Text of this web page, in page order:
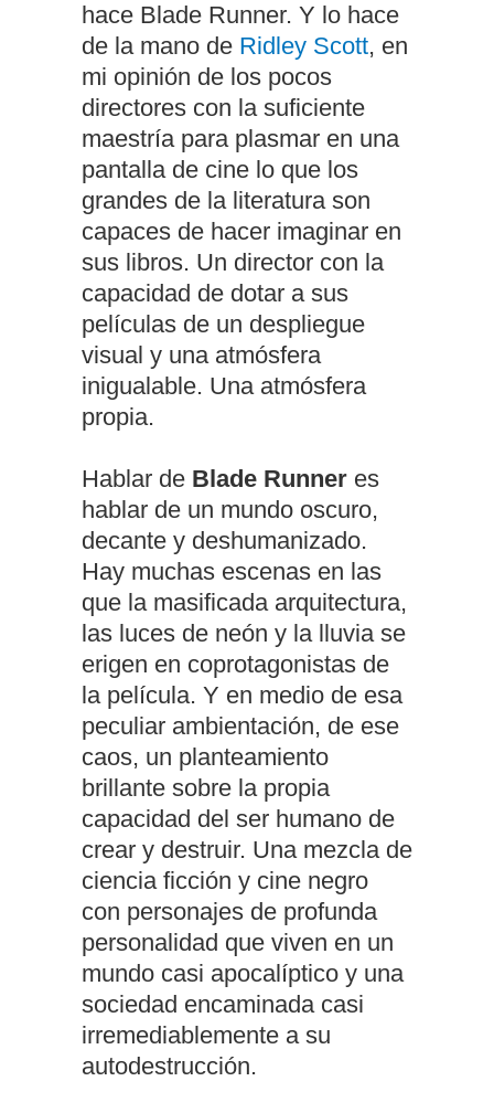
hace Blade Runner. Y lo hace
de la mano de Ridley Scott, en
mi opinión de los pocos
directores con la suficiente
maestría para plasmar en una
pantalla de cine lo que los
grandes de la literatura son
capaces de hacer imaginar en
sus libros. Un director con la
capacidad de dotar a sus
películas de un despliegue
visual y una atmósfera
inigualable. Una atmósfera
propia.
Hablar de Blade Runner es
hablar de un mundo oscuro,
decante y deshumanizado.
Hay muchas escenas en las
que la masificada arquitectura,
las luces de neón y la lluvia se
erigen en coprotagonistas de
la película. Y en medio de esa
peculiar ambientación, de ese
caos, un planteamiento
brillante sobre la propia
capacidad del ser humano de
crear y destruir. Una mezcla de
ciencia ficción y cine negro
con personajes de profunda
personalidad que viven en un
mundo casi apocalíptico y una
sociedad encaminada casi
irremediablemente a su
autodestrucción.